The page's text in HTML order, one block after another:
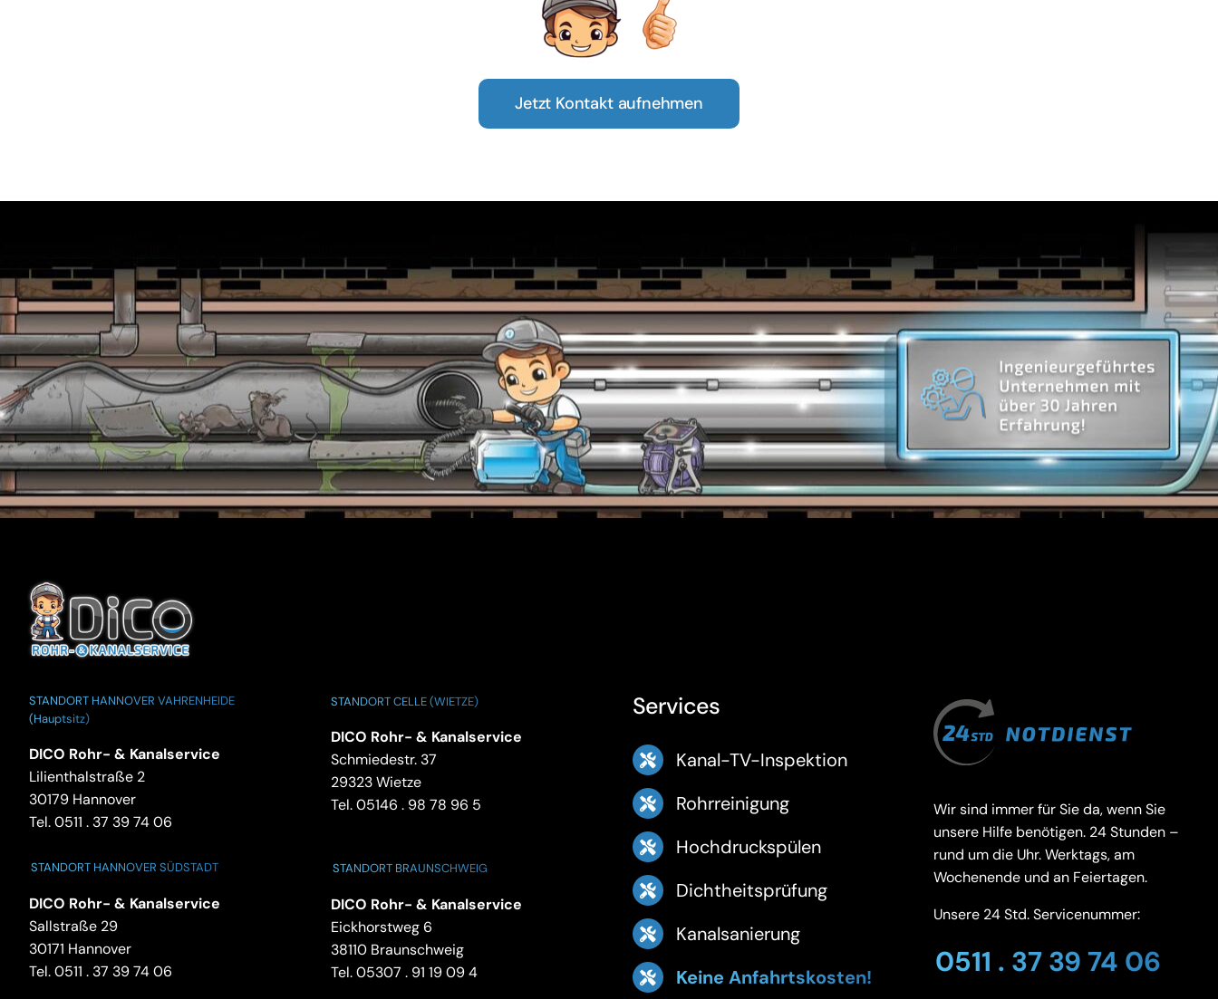
Jetzt Kontakt aufnehmen
STANDORT HANNOVER VAHRENHEIDE
(Hauptsitz)
DICO Rohr- & Kanalservice
Lilienthalstraße 2
30179 Hannover
Tel.0511 . 37 39 74 06
STANDORT HANNOVER SÜDSTADT
DICO Rohr- & Kanalservice
Sallstraße 29
30171 Hannover
Tel.0511 . 37 39 74 06
STANDORT CELLE (WIETZE)
DICO Rohr- & Kanalservice
Schmiedestr. 37
29323 Wietze
Tel. 05146 . 98 78 96 5
STANDORT BRAUNSCHWEIG
DICO Rohr- & Kanalservice
Eickhorstweg 6
38110 Braunschweig
Tel. 05307 . 91 19 09 4
Services
Kanal-TV-Inspektion
Rohrreinigung
Hochdruckspülen
Dichtheitsprüfung
Kanalsanierung
Keine Anfahrtskosten!
Wir sind immer für Sie da, wenn Sie
unsere Hilfe benötigen. 24 Stunden –
rund um die Uhr. Werktags, am
Wochenende und an Feiertagen.
Unsere 24 Std. Servicenummer:
0511 . 37 39 74 06